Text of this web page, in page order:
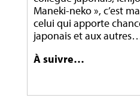
Maneki-neko », c’est
celui qui apporte
japonais et aux
À suivre…